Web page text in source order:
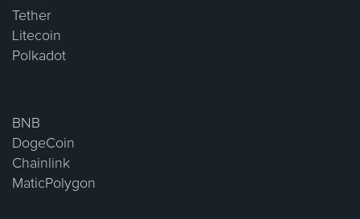
Tether
Litecoin
Polkadot
BNB
DogeCoin
Chainlink
MaticPolygon